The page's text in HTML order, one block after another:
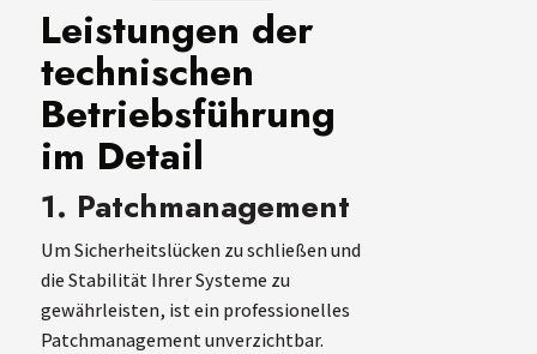
Leistungen der
technischen
Betriebsführung
im Detail
1. Patchmanagement
Um Sicherheitslücken zu schließen und
die Stabilität Ihrer Systeme zu
gewährleisten, ist ein professionelles
Patchmanagement unverzichtbar.